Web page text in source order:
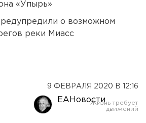
«Упырь»
о возможном
реки Миасс
9 ФЕВРАЛЯ 2020 В 12:16
ЕАНовости